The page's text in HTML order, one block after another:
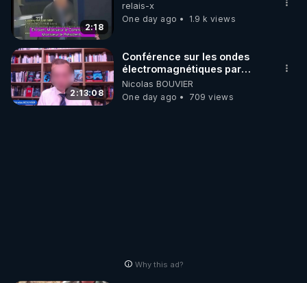
2:18
relais-x
One day ago
1.9 k views
2:13:08
Conférence sur les ondes
électromagnétiques par
Grégoire Caustru et Bart de
Wever !
Nicolas BOUVIER
One day ago
709 views
Why this ad?